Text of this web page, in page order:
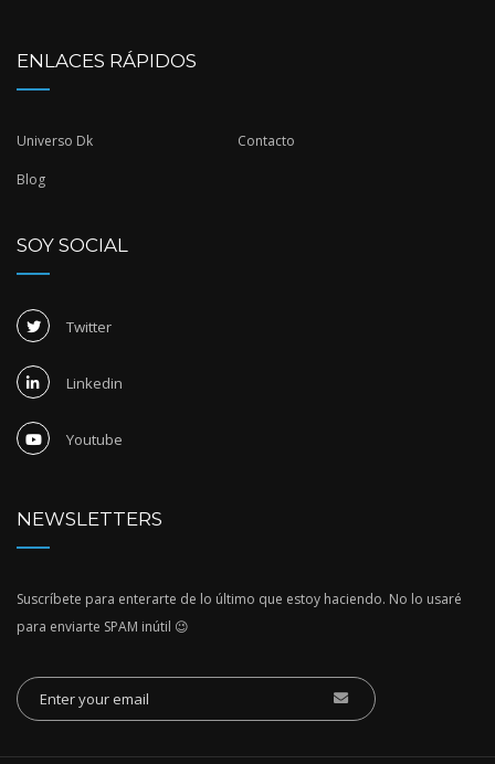
ENLACES RÁPIDOS
Universo Dk Contacto
Blog
SOY SOCIAL
Twitter
Linkedin
Youtube
NEWSLETTERS
Suscríbete para enterarte de lo último que estoy haciendo. No lo usaré
para enviarte SPAM inútil 😉